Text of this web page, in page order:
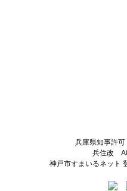
兵庫県知事許
兵住改
神戸市すまいるネッ